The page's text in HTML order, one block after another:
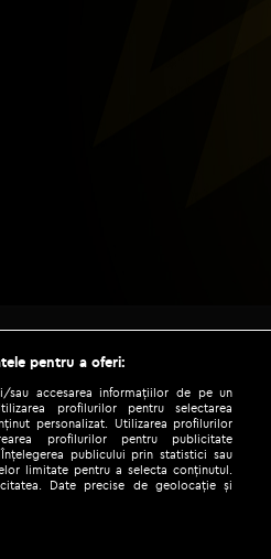
pentru a oferi:
sau accesarea informațiilor de pe un
profilurilor pentru selectarea
personalizat. Utilizarea profilurilor
profilurilor pentru publicitate
publicului prin statistici sau
limitate pentru a selecta conținutul.
Date precise de geolocație și